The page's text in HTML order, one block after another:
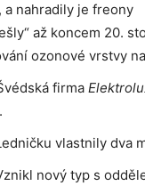
a nahradily je freony
až koncem 20.
ozonové vrstvy
firma
vlastnily dva
nový typ s